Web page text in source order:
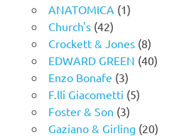
ANATOMICA (1)
Church's(42)
Crockett & Jones(8)
EDWARD GREEN (40)
Enzo Bonafe (3)
F.lli Giacometti (5)
Foster & Son (3)
Gaziano & Girling (20)